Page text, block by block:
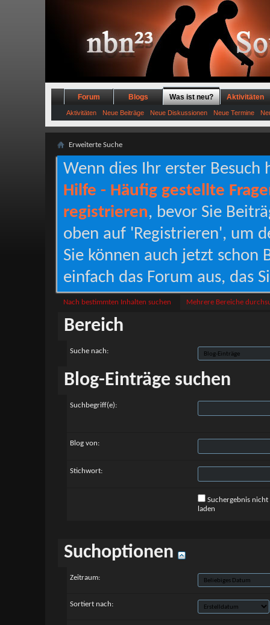
Forum Blogs Was ist neu?
Aktivitäten Neue Beiträge Neue Diskussionen Neue Termine
Aktivitäten
Erweiterte Suche
Wenn dies Ihr erster Besuch
Hilfe - Häufig gestellte
registrieren, bevor Sie
oben auf 'Registrieren', um
Sie können auch jetzt schon
einfach das Forum aus, das
Nach bestimmten Inhalten suchen Mehrere Bereiche
Bereich
Suche nach:
Blog-Einträge suchen
Suchbegriff(e):
Blog von:
Stichwort:
Suchergebnis nicht
laden
Suchoptionen
Zeitraum:
Sortiert nach: